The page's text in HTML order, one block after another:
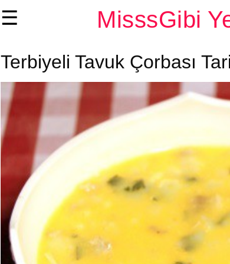
MisssGibi
☰
Terbiyeli Tavuk Çorbası